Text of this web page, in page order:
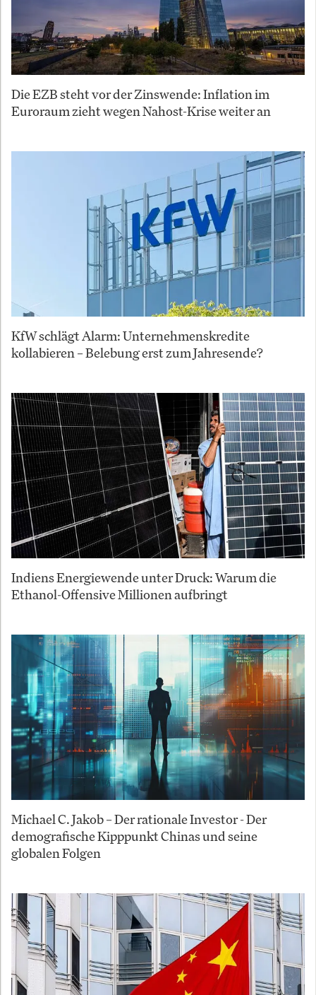
Die EZB steht vor der Zinswende: Inflation im
Euroraum zieht wegen Nahost-Krise weiter an
KfW schlägt Alarm: Unternehmenskredite
kollabieren – Belebung erst zum Jahresende?
Indiens Energiewende unter Druck: Warum die
Ethanol-Offensive Millionen aufbringt
Michael C. Jakob – Der rationale Investor - Der
demografische Kipppunkt Chinas und seine
globalen Folgen